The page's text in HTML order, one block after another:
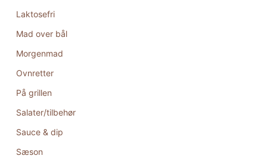
Laktosefri
Mad over bål
Morgenmad
Ovnretter
På grillen
Salater/tilbehør
Sauce & dip
Sæson